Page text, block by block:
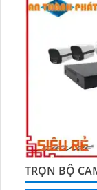
TRỌN BỘ